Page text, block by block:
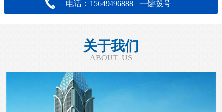
电话：15649496888 一键拨号
关于我们
ABOUT US